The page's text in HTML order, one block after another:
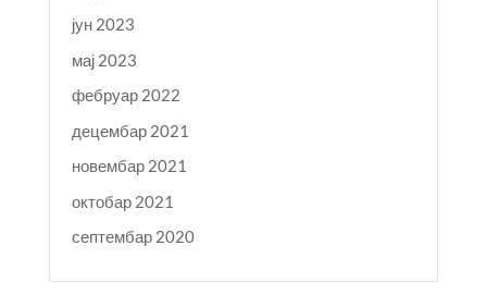
јун 2023
мај 2023
фебруар 2022
децембар 2021
новембар 2021
октобар 2021
септембар 2020